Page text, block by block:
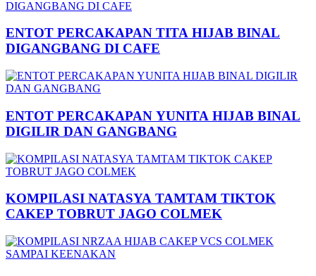
ENTOT PERCAKAPAN TITA HIJAB BINAL
DIGANGBANG DI CAFE
ENTOT PERCAKAPAN YUNITA HIJAB BINAL
DIGILIR DAN GANGBANG
KOMPILASI NATASYA TAMTAM TIKTOK
CAKEP TOBRUT JAGO COLMEK